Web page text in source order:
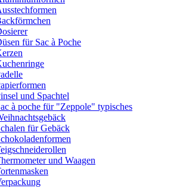
für Sac à Poche
und Spachtel
à poche für "Zeppole" typisches
für Gebäck
und Waagen